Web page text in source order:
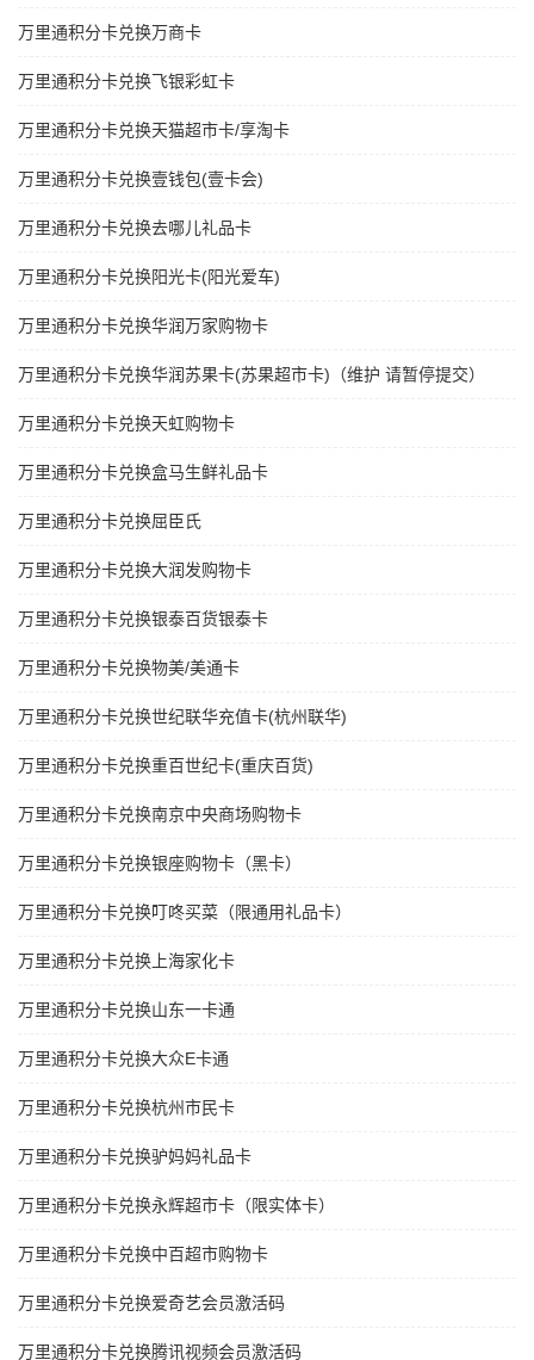
万里通积分卡兑换万商卡
万里通积分卡兑换飞银彩虹卡
万里通积分卡兑换天猫超市卡/享淘卡
万里通积分卡兑换壹钱包(壹卡会)
万里通积分卡兑换去哪儿礼品卡
万里通积分卡兑换阳光卡(阳光爱车)
万里通积分卡兑换华润万家购物卡
万里通积分卡兑换华润苏果卡(苏果超市卡)（维护 请暂停提交）
万里通积分卡兑换天虹购物卡
万里通积分卡兑换盒马生鲜礼品卡
万里通积分卡兑换屈臣氏
万里通积分卡兑换大润发购物卡
万里通积分卡兑换银泰百货银泰卡
万里通积分卡兑换物美/美通卡
万里通积分卡兑换世纪联华充值卡(杭州联华)
万里通积分卡兑换重百世纪卡(重庆百货)
万里通积分卡兑换南京中央商场购物卡
万里通积分卡兑换银座购物卡（黑卡）
万里通积分卡兑换叮咚买菜（限通用礼品卡）
万里通积分卡兑换上海家化卡
万里通积分卡兑换山东一卡通
万里通积分卡兑换大众E卡通
万里通积分卡兑换杭州市民卡
万里通积分卡兑换驴妈妈礼品卡
万里通积分卡兑换永辉超市卡（限实体卡）
万里通积分卡兑换中百超市购物卡
万里通积分卡兑换爱奇艺会员激活码
万里通积分卡兑换腾讯视频会员激活码